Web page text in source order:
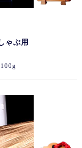
ゃぶ用